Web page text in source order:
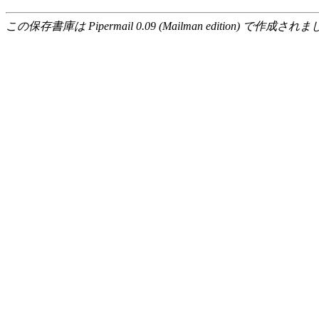
この保存書庫は Pipermail 0.09 (Mailman edition) で作成されま